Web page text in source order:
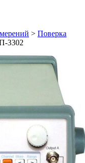
> Поверка
3302